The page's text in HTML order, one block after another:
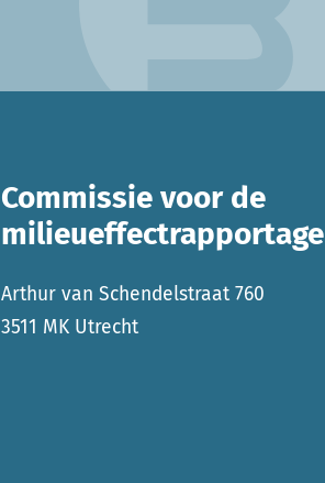
Commissie voor de
milieueffectrapportage
Arthur van Schendelstraat 760
3511 MK Utrecht